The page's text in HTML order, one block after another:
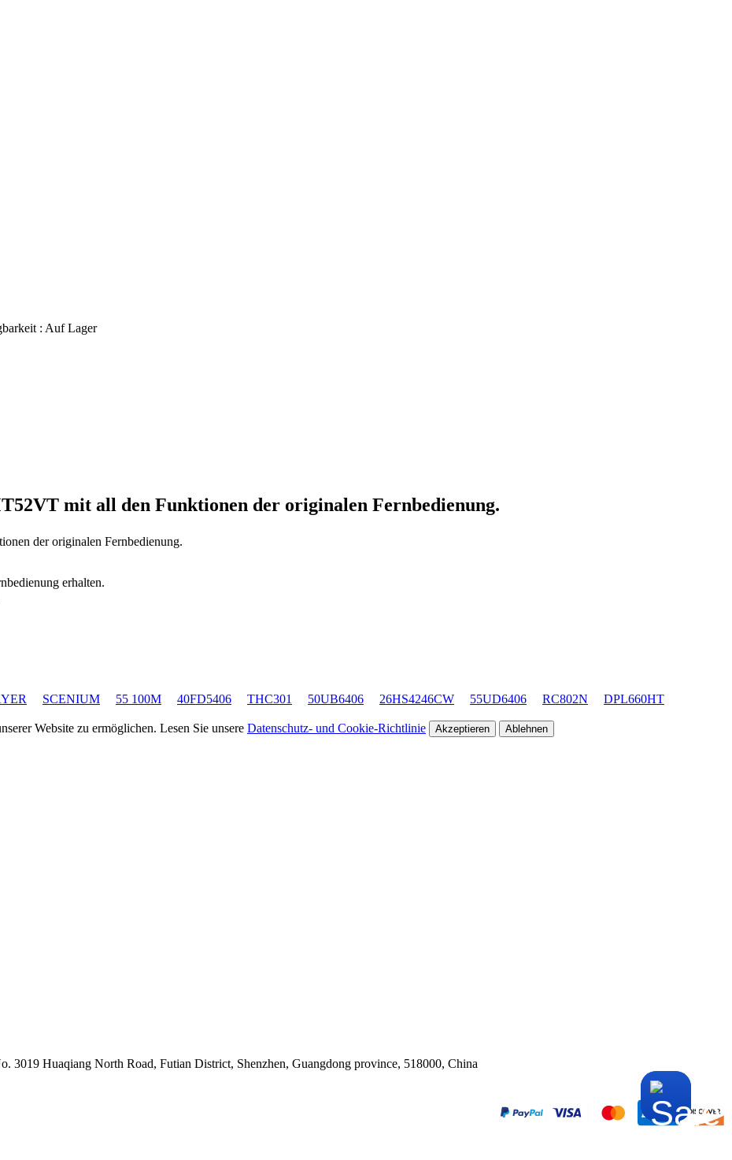
: Auf Lager
mit all den Funktionen der originalen Fernbedienung.
der originalen Fernbedienung.
erhalten.
SCENIUM 55 100M 40FD5406 THC301 50UB6406 26HS4246CW 55UD6406 RC802N
DPL660HT
Website zu ermöglichen. Lesen Sie unsere Datenschutz- und Cookie-Richtlinie Akzeptieren Ablehnen
3019 Huaqiang North Road, Futian District, Shenzhen, Guangdong province, 518000, China